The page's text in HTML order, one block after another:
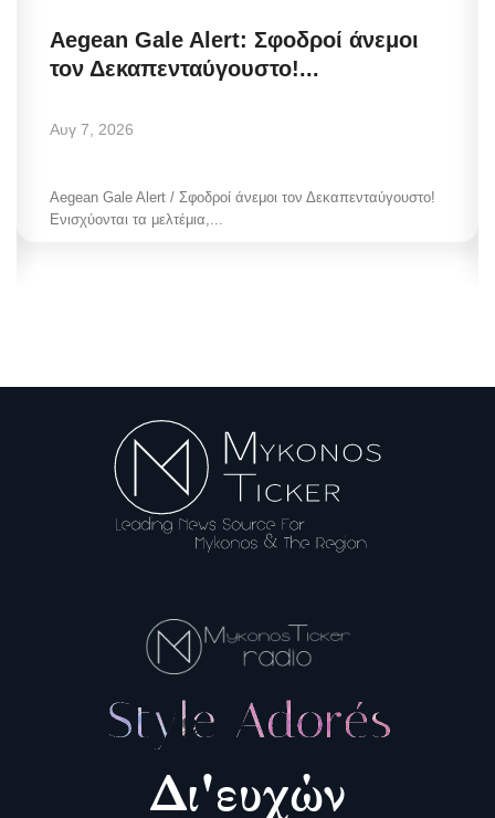
Aegean Gale Alert: Σφοδροί άνεμοι
τον Δεκαπενταύγουστο!...
Αυγ 7, 2026
Aegean Gale Alert / Σφοδροί άνεμοι τον Δεκαπενταύγουστο!
Ενισχύονται τα μελτέμια,...